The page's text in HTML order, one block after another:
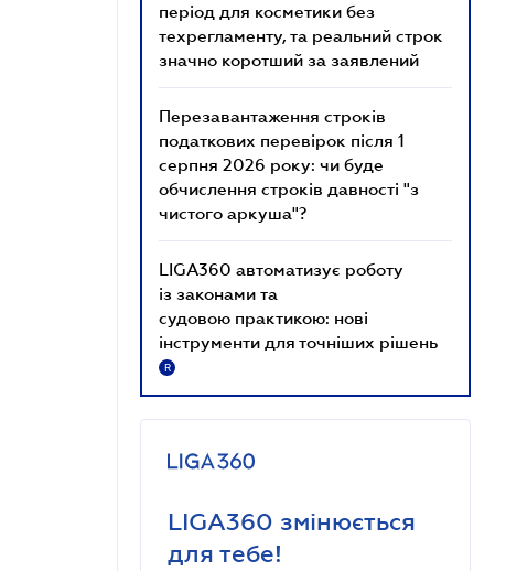
період для косметики без
техрегламенту, та реальний строк
значно коротший за заявлений
Перезавантаження строків
податкових перевірок після 1
серпня 2026 року: чи буде
обчислення строків давності "з
чистого аркуша"?
LIGA360 автоматизує роботу
із законами та
судовою практикою: нові
інструменти для точніших рішень
R
LIGA360 змінюється
для тебе!